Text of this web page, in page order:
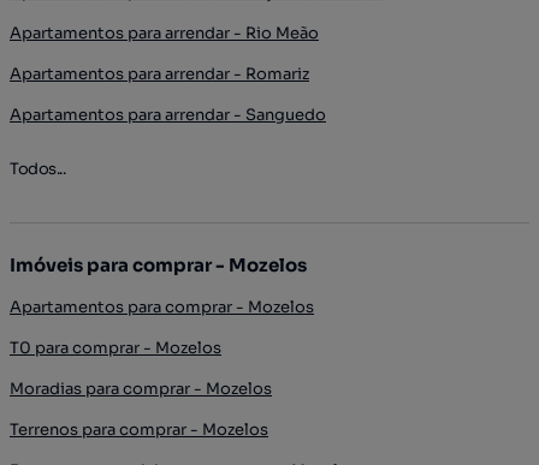
Apartamentos para arrendar - Rio Meão
Apartamentos para arrendar - Romariz
Apartamentos para arrendar - Sanguedo
Todos...
Imóveis para comprar - Mozelos
Apartamentos para comprar - Mozelos
T0 para comprar - Mozelos
Moradias para comprar - Mozelos
Terrenos para comprar - Mozelos